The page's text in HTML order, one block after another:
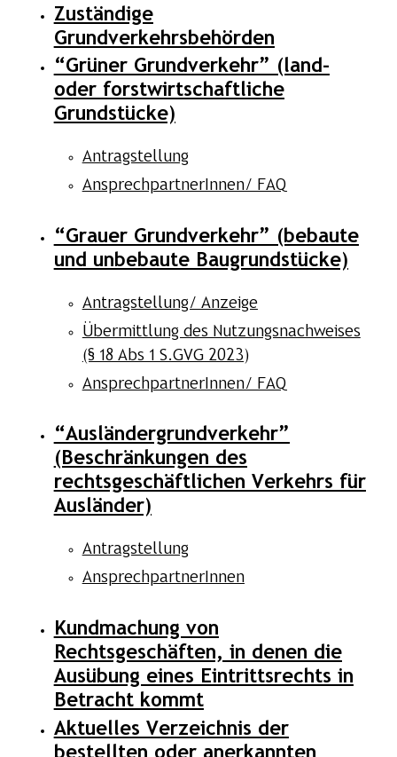
Zuständige
Grundverkehrsbehörden
“Grüner Grundverkehr” (land-
oder forstwirtschaftliche
Grundstücke)
Antragstellung
AnsprechpartnerInnen/ FAQ
“Grauer Grundverkehr” (bebaute
und unbebaute Baugrundstücke)
Antragstellung/ Anzeige
Übermittlung des Nutzungsnachweises
(§ 18 Abs 1 S.GVG 2023)
AnsprechpartnerInnen/ FAQ
“Ausländergrundverkehr”
(Beschränkungen des
rechtsgeschäftlichen Verkehrs für
Ausländer)
Antragstellung
AnsprechpartnerInnen
Kundmachung von
Rechtsgeschäften, in denen die
Ausübung eines Eintrittsrechts in
Betracht kommt
Aktuelles Verzeichnis der